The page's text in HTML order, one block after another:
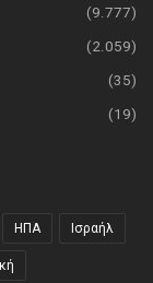
(9.777)
(2.059)
(35)
(19)
ΗΠΑ Ισραήλ